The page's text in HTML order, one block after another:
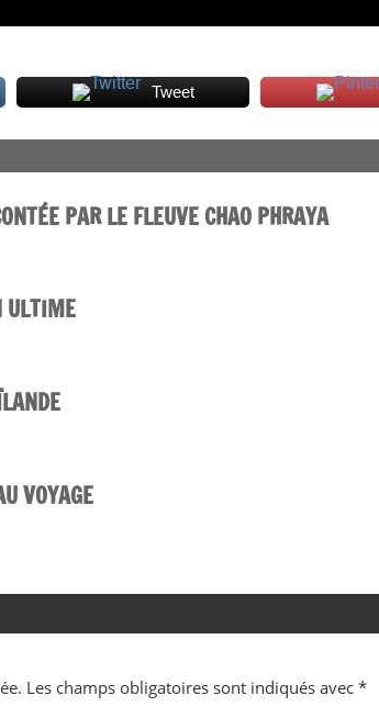
Tweet
PAR LE FLEUVE CHAO PHRAYA
ULTIME
VOYAGE
Les champs obligatoires sont indiqués avec *